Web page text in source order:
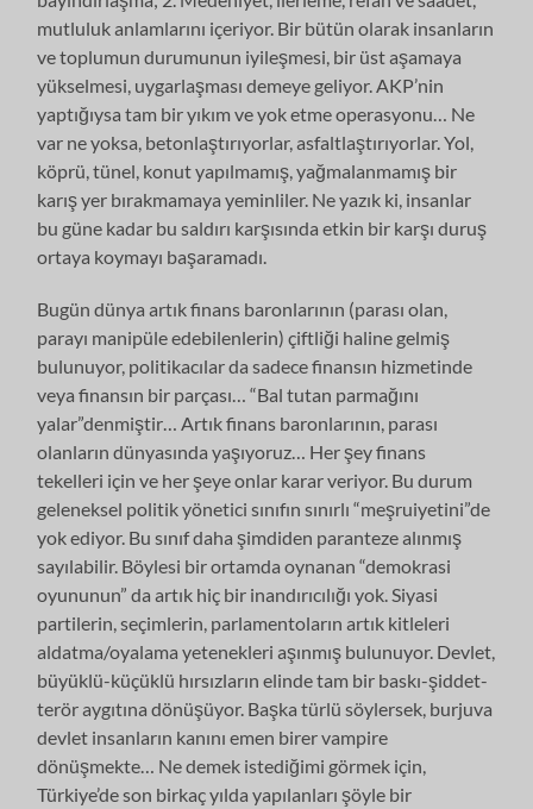
mutluluk anlamlarını içeriyor. Bir bütün olarak insanların
ve toplumun durumunun iyileşmesi, bir üst aşamaya
yükselmesi, uygarlaşması demeye geliyor. AKP’nin
yaptığıysa tam bir yıkım ve yok etme operasyonu… Ne
var ne yoksa, betonlaştırıyorlar, asfaltlaştırıyorlar. Yol,
köprü, tünel, konut yapılmamış, yağmalanmamış bir
karış yer bırakmamaya yeminliler. Ne yazık ki, insanlar
bu güne kadar bu saldırı karşısında etkin bir karşı duruş
ortaya koymayı başaramadı.
Bugün dünya artık finans baronlarının (parası olan,
parayı manipüle edebilenlerin) çiftliği haline gelmiş
bulunuyor, politikacılar da sadece finansın hizmetinde
veya finansın bir parçası… “Bal tutan parmağını
yalar”denmiştir… Artık finans baronlarının, parası
olanların dünyasında yaşıyoruz… Her şey finans
tekelleri için ve her şeye onlar karar veriyor. Bu durum
geleneksel politik yönetici sınıfın sınırlı “meşruiyetini”de
yok ediyor. Bu sınıf daha şimdiden paranteze alınmış
sayılabilir. Böylesi bir ortamda oynanan “demokrasi
oyununun” da artık hiç bir inandırıcılığı yok. Siyasi
partilerin, seçimlerin, parlamentoların artık kitleleri
aldatma/oyalama yetenekleri aşınmış bulunuyor. Devlet,
büyüklü-küçüklü hırsızların elinde tam bir baskı-şiddet-
terör aygıtına dönüşüyor. Başka türlü söylersek, burjuva
devlet insanların kanını emen birer vampire
dönüşmekte… Ne demek istediğimi görmek için,
Türkiye’de son birkaç yılda yapılanları şöyle bir